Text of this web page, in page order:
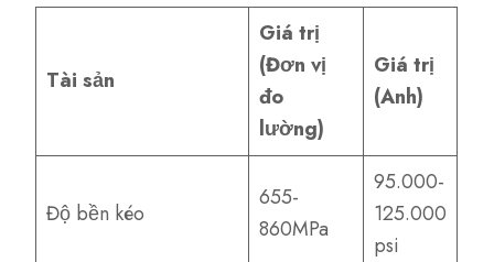
Tài sản
Giá trị
(Đơn vị
đo
lường)
Giá trị
(Anh)
Độ bền kéo
655-
860MPa
95.000-
125.000
psi